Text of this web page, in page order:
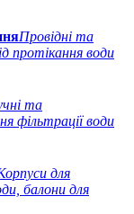
Провідні та
протікання води
та
фільтрації води
для
балони для